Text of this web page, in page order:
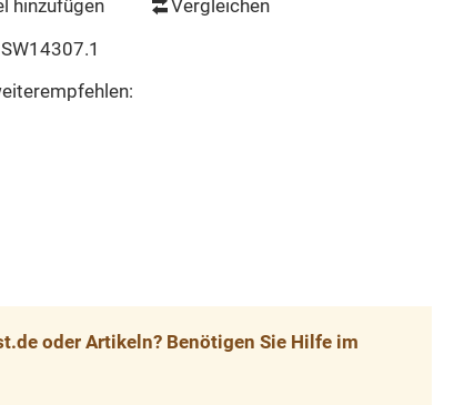
hinzufügen
Vergleichen
SW14307.1
oder Artikeln? Benötigen Sie Hilfe im